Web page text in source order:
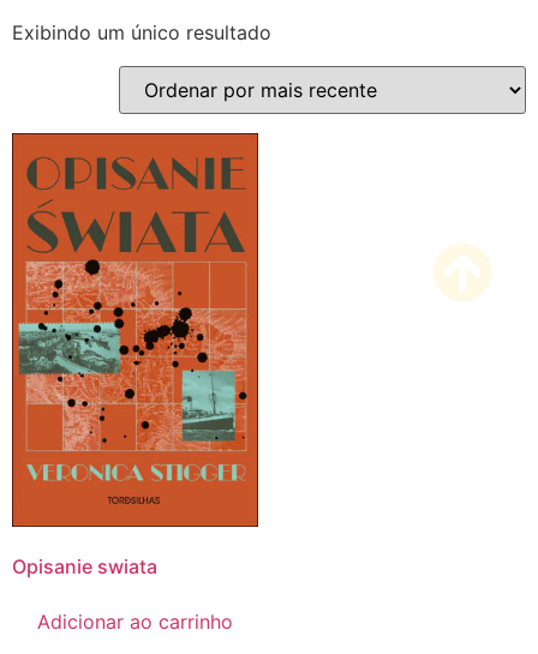
Exibindo um único resultado
Opisanie swiata
Adicionar ao carrinho